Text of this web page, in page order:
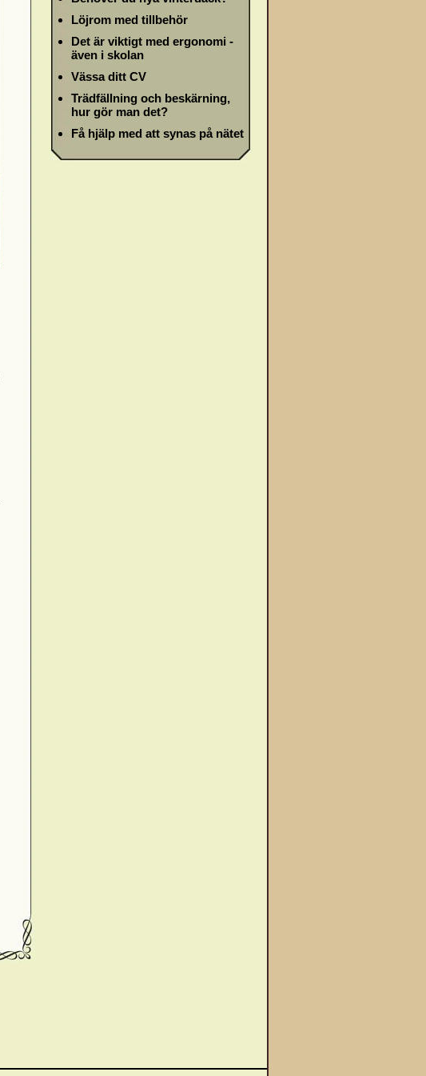
Löjrom med tillbehör
Det är viktigt med ergonomi -
även i skolan
Vässa ditt CV
Trädfällning och beskärning,
hur gör man det?
Få hjälp med att synas på nätet